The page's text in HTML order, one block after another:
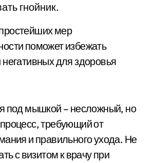
гнойник.
мер
поможет избежать
для здоровья
под мышкой – несложный, но
требующий от
и правильного ухода. Не
с визитом к врачу при